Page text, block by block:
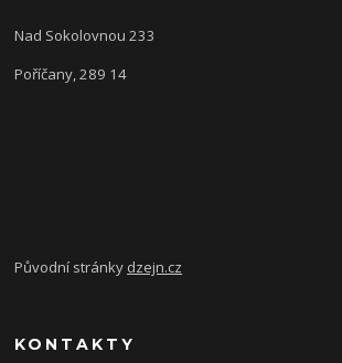
Nad Sokolovnou 233
Poříčany, 289 14
Původní stránky dzejn.cz
KONTAKTY